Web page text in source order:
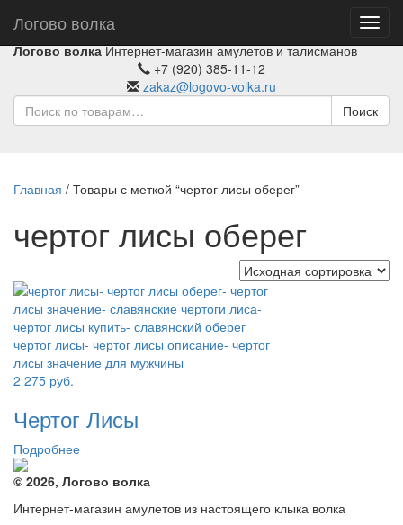
Логово волка
Логово волка Интернет-магазин амулетов и талисманов
+7 (920) 385-11-12
zakaz@logovo-volka.ru
Поиск
Главная / Товары с меткой “чертог лисы оберег”
чертог лисы оберег
2 275 руб.
Чертог Лисы
Подробнее
© 2026, Логово волка
Интернет-магазин амулетов из настоящего клыка волка